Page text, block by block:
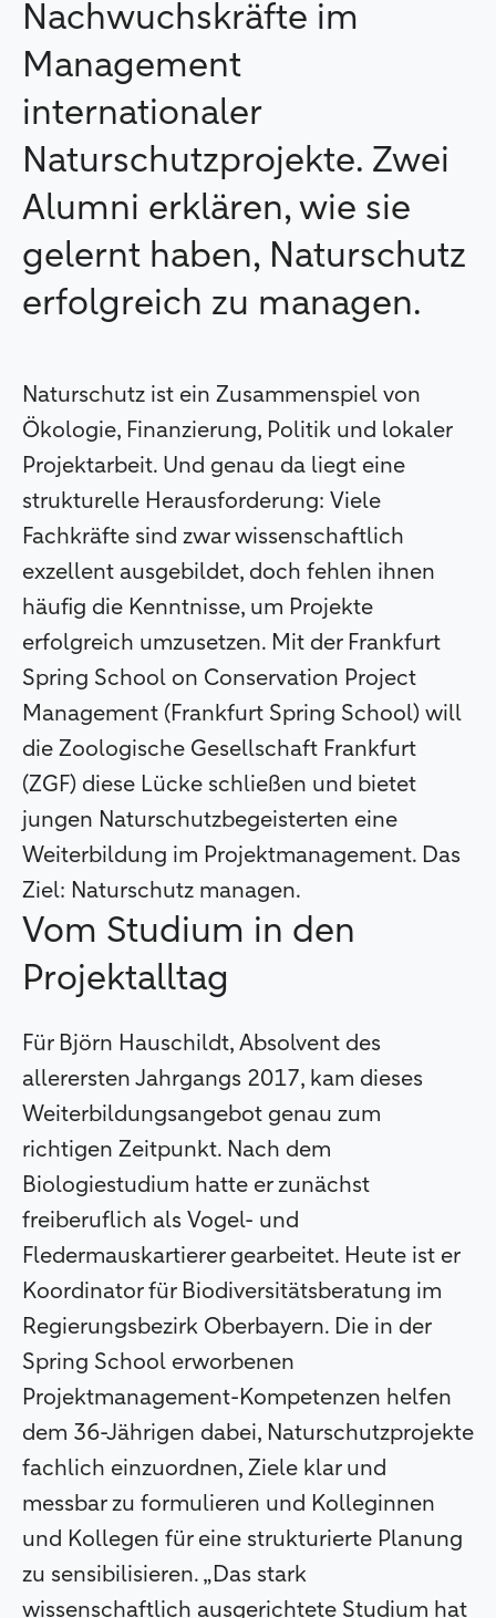
Nachwuchskräfte im
Management
internationaler
Naturschutzprojekte. Zwei
Alumni erklären, wie sie
gelernt haben, Naturschutz
erfolgreich zu managen.
Naturschutz ist ein Zusammenspiel von
Ökologie, Finanzierung, Politik und lokaler
Projektarbeit. Und genau da liegt eine
strukturelle Herausforderung: Viele
Fachkräfte sind zwar wissenschaftlich
exzellent ausgebildet, doch fehlen ihnen
häufig die Kenntnisse, um Projekte
erfolgreich umzusetzen. Mit der Frankfurt
Spring School on Conservation Project
Management (Frankfurt Spring School) will
die Zoologische Gesellschaft Frankfurt
(ZGF) diese Lücke schließen und bietet
jungen Naturschutzbegeisterten eine
Weiterbildung im Projektmanagement. Das
Ziel: Naturschutz managen.
Vom Studium in den
Projektalltag
Für Björn Hauschildt, Absolvent des
allerersten Jahrgangs 2017, kam dieses
Weiterbildungsangebot genau zum
richtigen Zeitpunkt. Nach dem
Biologiestudium hatte er zunächst
freiberuflich als Vogel- und
Fledermauskartierer gearbeitet. Heute ist er
Koordinator für Biodiversitätsberatung im
Regierungsbezirk Oberbayern. Die in der
Spring School erworbenen
Projektmanagement-Kompetenzen helfen
dem 36-Jährigen dabei, Naturschutzprojekte
fachlich einzuordnen, Ziele klar und
messbar zu formulieren und Kolleginnen
und Kollegen für eine strukturierte Planung
zu sensibilisieren. „Das stark
wissenschaftlich ausgerichtete Studium hat